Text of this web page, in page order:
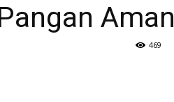
Aman
469